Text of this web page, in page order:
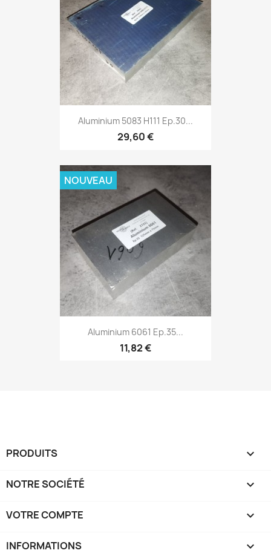
Aluminium 5083 H111 Ep.30...
29,60 €
Aluminium 6061 Ep.35...
11,82 €
NOUVEAU
PRODUITS 
NOTRE SOCIÉTÉ 
VOTRE COMPTE 
INFORMATIONS keyboard_arrow_down